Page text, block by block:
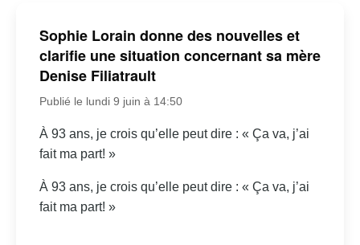
Sophie Lorain donne des nouvelles et
clarifie une situation concernant sa mère
Denise Filiatrault
Publié le lundi 9 juin à 14:50
À 93 ans, je crois qu’elle peut dire : « Ça va, j’ai
fait ma part! »
À 93 ans, je crois qu’elle peut dire : « Ça va, j’ai
fait ma part! »